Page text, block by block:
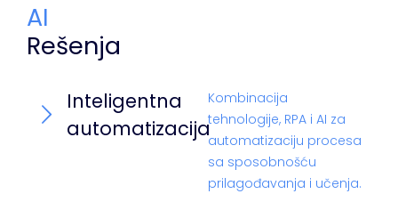
AI
Rešenja
Inteligentna
automatizacija
Kombinacija
tehnologije, RPA i AI za
automatizaciju procesa
sa sposobnošću
prilagođavanja i učenja.